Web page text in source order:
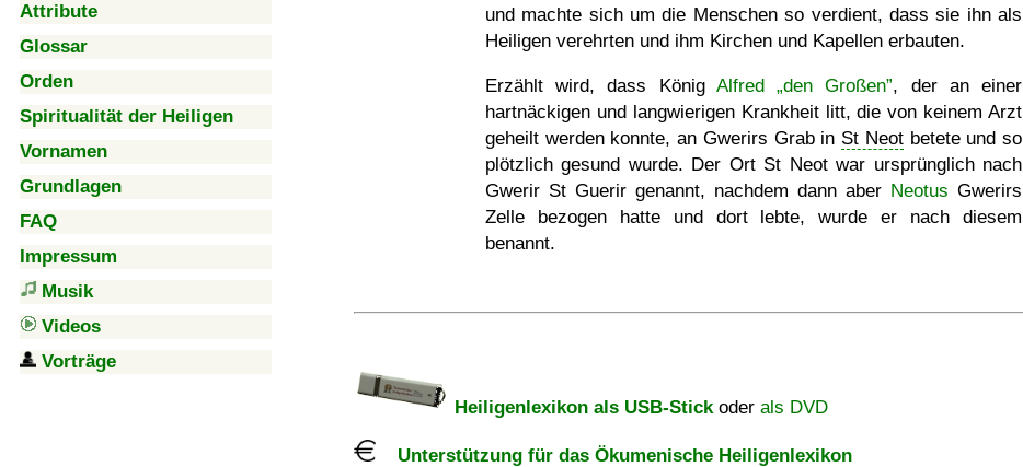
Attribute
Glossar
Orden
Spiritualität der Heiligen
Vornamen
Grundlagen
FAQ
Impressum
Musik
Videos
Vorträge
und machte sich um die Menschen so verdient, dass sie ihn als
Heiligen verehrten und ihm Kirchen und Kapellen erbauten.
Erzählt wird, dass König Alfred „den Großen”, der an einer
hartnäckigen und langwierigen Krankheit litt, die von keinem Arzt
geheilt werden konnte, an Gwerirs Grab in St Neotbetete und so
plötzlich gesund wurde. Der Ort St Neot war ursprünglich nach
Gwerir St Guerir genannt, nachdem dann aber Neotus Gwerirs
Zelle bezogen hatte und dort lebte, wurde er nach diesem
benannt.
Heiligenlexikon als USB-Stickoder als DVD
Unterstützung für das Ökumenische Heiligenlexikon